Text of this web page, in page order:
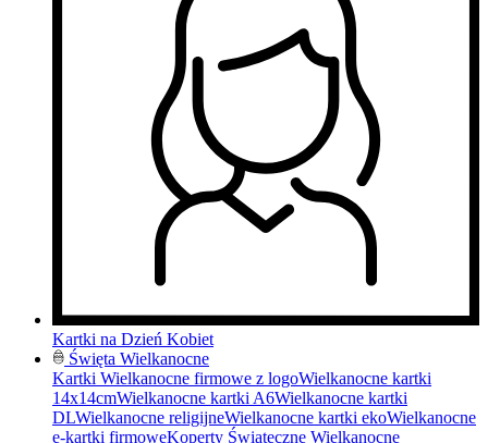
Kartki na Dzień Kobiet
Święta Wielkanocne
Kartki Wielkanocne firmowe z logoWielkanocne kartki
14x14cmWielkanocne kartki A6Wielkanocne kartki
DLWielkanocne religijneWielkanocne kartki ekoWielkanocne
e-kartki firmoweKoperty Świąteczne Wielkanocne